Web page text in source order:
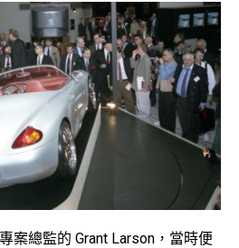
案總監的 Grant Larson，當時便